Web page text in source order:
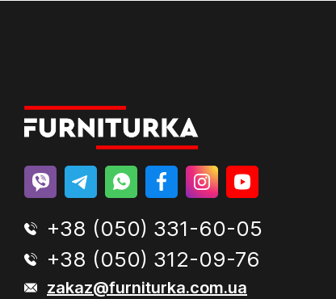
+38 (050) 331-60-05
+38 (050) 312-09-76
zakaz@furniturka.com.ua